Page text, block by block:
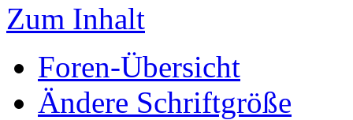
Zum Inhalt
Foren-Übersicht
Ändere Schriftgröße